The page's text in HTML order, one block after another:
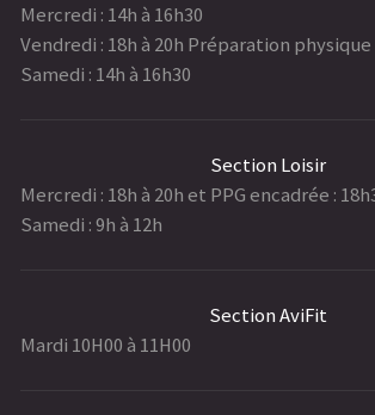
Mercredi : 14h à 16h30
Vendredi : 18h à 20h Préparation physique
Samedi : 14h à 16h30
Section Loisir
Mercredi : 18h à 20h et PPG encadrée :
Samedi : 9h à 12h
Section AviFit
Mardi 10H00 à 11H00